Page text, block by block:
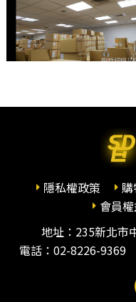
隱私權政策
會員
地址：235新北市
電話： 02-8226-9369